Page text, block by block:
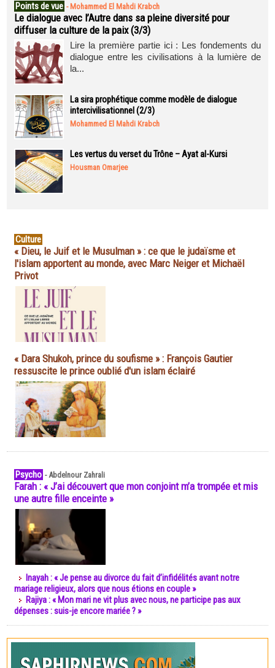
Points de vue - Mohammed El Mahdi Krabch
Le dialogue avec l’Autre dans sa pleine diversité pour
diffuser la culture de la paix (3/3)
Lire la première partie ici : Les fondements du
dialogue entre les civilisations à la lumière de
la...
La sira prophétique comme modèle de dialogue
intercivilisationnel (2/3)
Mohammed El Mahdi Krabch
Les vertus du verset du Trône – Ayat al-Kursi
Housman Omarjee
Culture
« Dieu, le Juif et le Musulman » : ce que le judaïsme et
l'islam apportent au monde, avec Marc Neiger et Michaël
Privot
« Dara Shukoh, prince du soufisme » : François Gautier
ressuscite le prince oublié d'un islam éclairé
Psycho -Abdelnour Zahrali
Farah : « J’ai découvert que mon conjoint m’a trompée et mis
une autre fille enceinte »
Inayah : « Je pense au divorce du fait d’infidélités avant notre
mariage religieux, alors que nous étions en couple »
Rajiya : « Mon mari ne vit plus avec nous, ne participe pas aux
dépenses : suis-je encore mariée ? »